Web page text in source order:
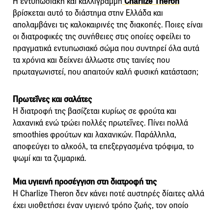
βρίσκεται αυτό το διάστημα στην Ελλάδα και
απολαμβάνει τις καλοκαιρινές της διακοπές. Ποιες είναι
οι διατροφικές της συνήθειες στις οποίες οφείλει το
πραγματικά εντυπωσιακό σώμα που συντηρεί όλα αυτά
τα χρόνια και δείχνει άλλωστε στις ταινίες που
πρωταγωνιστεί, που απαιτούν καλή φυσική κατάσταση;
Πρωτεΐνες και σαλάτες
Η διατροφή της βασίζεται κυρίως σε φρούτα και
λαχανικά ενώ τρώει πολλές πρωτεΐνες. Πίνει πολλά
smoothies φρούτων και λαχανικών. Παράλληλα,
αποφεύγει το αλκοόλ, τα επεξεργασμένα τρόφιμα, το
ψωμί και τα ζυμαρικά.
Μια υγιεινή προσέγγιση στη διατροφή της
Η Charlize Theron δεν κάνει ποτέ αυστηρές δίαιτες αλλά
έχει υιοθετήσει έναν υγιεινό τρόπο ζωής, τον οποίο